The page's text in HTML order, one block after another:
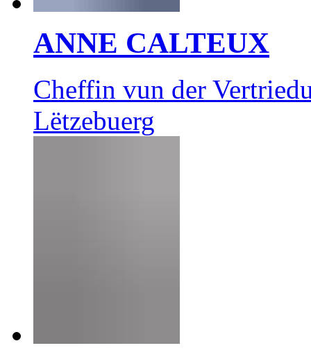
ANNE CALTEUX
Cheffin vun der
Lëtzebuerg